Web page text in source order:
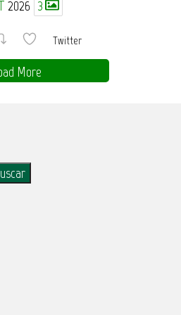
2026 3
Twitter
More